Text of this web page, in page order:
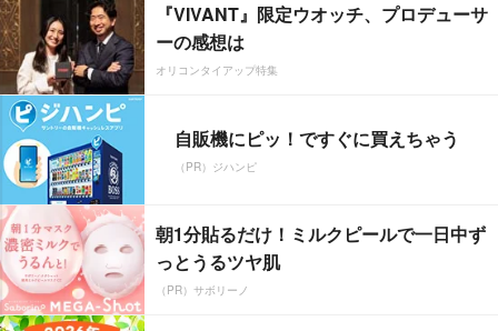
『VIVANT』限定ウオッチ、プロデューサ
ーの感想は
オリコンタイアップ特集
自販機にピッ！ですぐに買えちゃう
（PR）ジハンピ
朝1分貼るだけ！ミルクピールで一日中ず
っとうるツヤ肌
（PR）サボリーノ